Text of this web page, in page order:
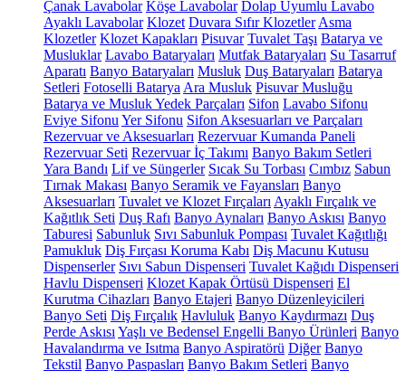
Çanak Lavabolar Köşe Lavabolar Dolap Uyumlu Lavabo
Ayaklı Lavabolar Klozet Duvara Sıfır Klozetler Asma
Klozetler Klozet Kapakları Pisuvar Tuvalet Taşı Batarya ve
Musluklar Lavabo Bataryaları Mutfak Bataryaları Su Tasarruf
Aparatı Banyo Bataryaları Musluk Duş Bataryaları Batarya
Setleri Fotoselli Batarya Ara Musluk Pisuvar Musluğu
Batarya ve Musluk Yedek Parçaları Sifon Lavabo Sifonu
Eviye Sifonu Yer Sifonu Sifon Aksesuarları ve Parçaları
Rezervuar ve Aksesuarları Rezervuar Kumanda Paneli
Rezervuar Seti Rezervuar İç Takımı Banyo Bakım Setleri
Yara Bandı Lif ve Süngerler Sıcak Su Torbası Cımbız Sabun
Tırnak Makası Banyo Seramik ve Fayansları Banyo
Aksesuarları Tuvalet ve Klozet Fırçaları Ayaklı Fırçalık ve
Kağıtlık Seti Duş Rafı Banyo Aynaları Banyo Askısı Banyo
Taburesi Sabunluk Sıvı Sabunluk Pompası Tuvalet Kağıtlığı
Pamukluk Diş Fırçası Koruma Kabı Diş Macunu Kutusu
Dispenserler Sıvı Sabun Dispenseri Tuvalet Kağıdı Dispenseri
Havlu Dispenseri Klozet Kapak Örtüsü Dispenseri El
Kurutma Cihazları Banyo Etajeri Banyo Düzenleyicileri
Banyo Seti Diş Fırçalık Havluluk Banyo Kaydırmazı Duş
Perde Askısı Yaşlı ve Bedensel Engelli Banyo Ürünleri Banyo
Havalandırma ve Isıtma Banyo Aspiratörü Diğer Banyo
Tekstil Banyo Paspasları Banyo Bakım Setleri Banyo